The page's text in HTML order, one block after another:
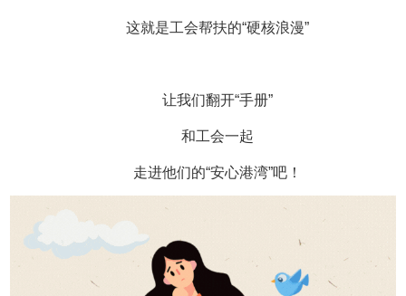
这就是工会帮扶的“硬核浪漫”
让我们翻开“手册”
和工会一起
走进他们的“安心港湾”吧！